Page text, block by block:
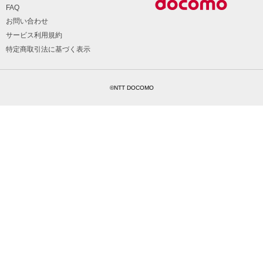
FAQ
お問い合わせ
サービス利用規約
特定商取引法に基づく表示
©NTT DOCOMO